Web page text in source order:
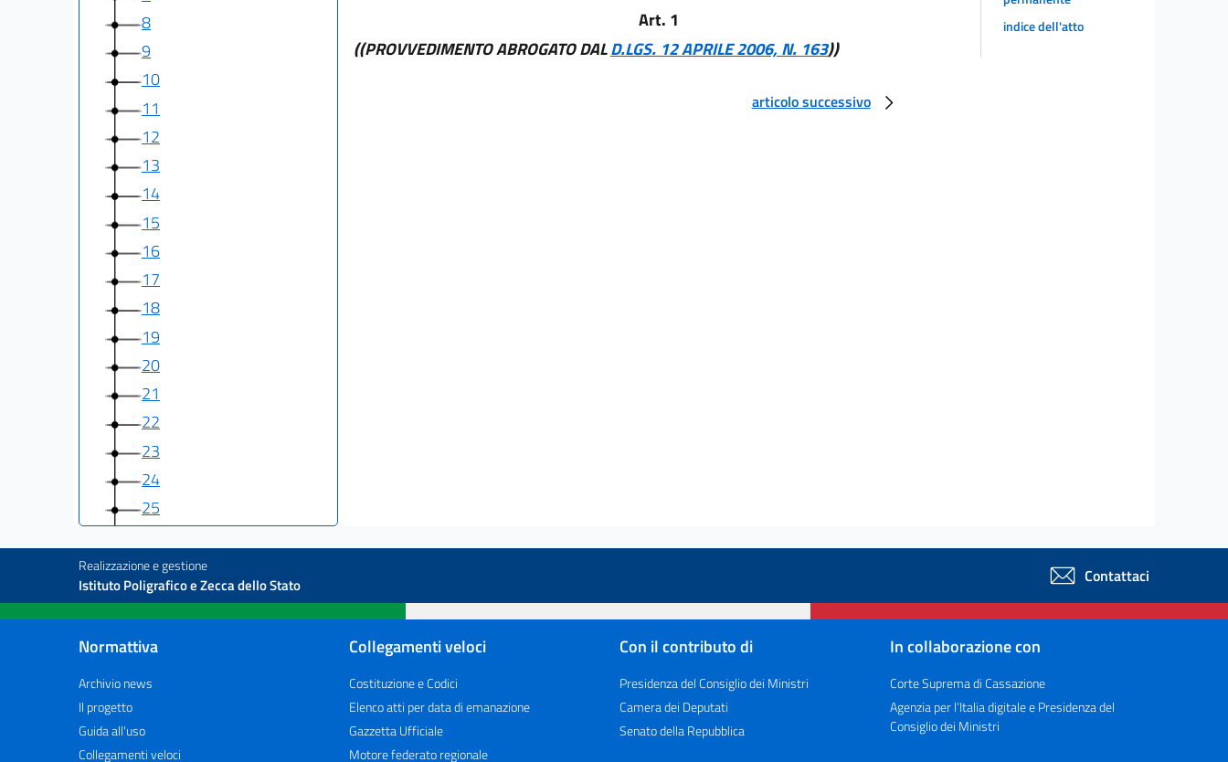
8
9
10
11
12
13
14
15
16
17
18
19
20
21
22
23
24
25
27
28
29
30
31
32
Art. 1
((PROVVEDIMENTO ABROGATO DALD.LGS. 12 APRILE 2006, N. 163))
articolo successivo
indice dell'atto
Realizzazione e gestione
Istituto Poligrafico e Zecca dello Stato Contattaci
Normattiva
Archivio news
Il progetto
Guida all'uso
Collegamenti veloci
Collegamenti veloci
Costituzione e Codici
Elenco atti per data di emanazione
Gazzetta Ufficiale
Motore federato regionale
Con il contributo di
Presidenza del Consiglio dei Ministri
Camera dei Deputati
Senato della Repubblica
In collaborazione con
Corte Suprema di Cassazione
Agenzia per l’Italia digitale e Presidenza del
Consiglio dei Ministri